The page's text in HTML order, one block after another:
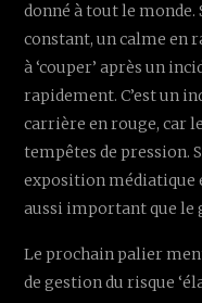
donné à tout le
constant, un calme en
à ‘couper’ après un
rapidement. C’est un
carrière en rouge, car
tempêtes de pression.
exposition médiatique
aussi important que le
Le prochain palier
de gestion du risque